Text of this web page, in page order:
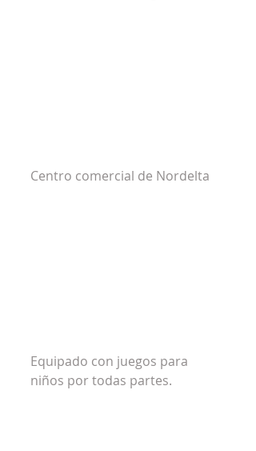
Centro comercial de Nordelta
Equipado con juegos para
niños por todas partes.